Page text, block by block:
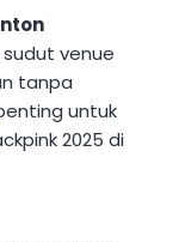
venue
tanpa
untuk
2025 di